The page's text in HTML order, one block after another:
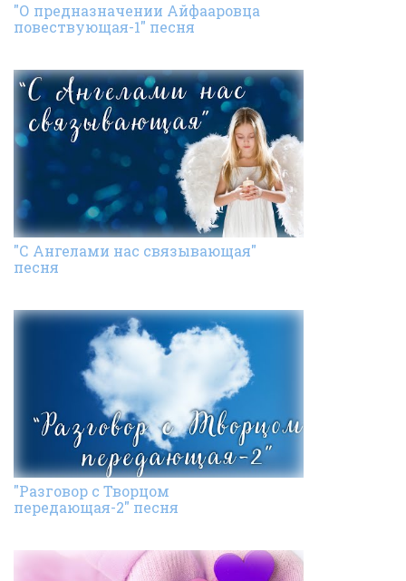
"О предназначении Айфааровца
повествующая-1" песня
"С Ангелами нас связывающая"
песня
"Разговор с Творцом
передающая-2" песня